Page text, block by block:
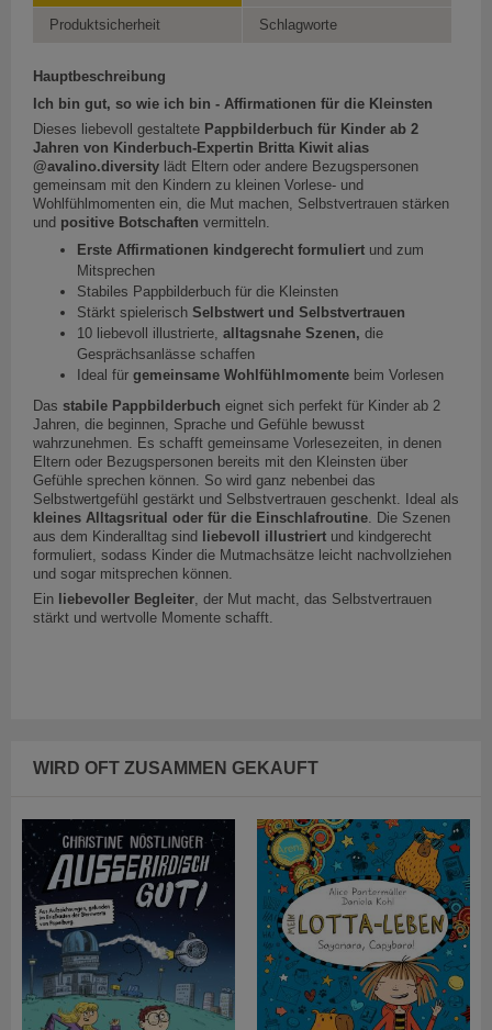
Produktsicherheit Schlagworte
Hauptbeschreibung
Ich bin gut, so wie ich bin - Affirmationen für die Kleinsten
Dieses liebevoll gestaltete Pappbilderbuch für Kinder ab 2
Jahren von Kinderbuch-Expertin Britta Kiwit alias
@avalino.diversity lädt Eltern oder andere Bezugspersonen
gemeinsam mit den Kindern zu kleinen Vorlese- und
Wohlfühlmomenten ein, die Mut machen, Selbstvertrauen stärken
und positive Botschaften vermitteln.
Erste Affirmationen kindgerecht formuliert und zum
Mitsprechen
Stabiles Pappbilderbuch für die Kleinsten
Stärkt spielerisch Selbstwert und Selbstvertrauen
10 liebevoll illustrierte, alltagsnahe Szenen, die
Gesprächsanlässe schaffen
Ideal für gemeinsame Wohlfühlmomente beim Vorlesen
Das stabile Pappbilderbuch eignet sich perfekt für Kinder ab 2
Jahren, die beginnen, Sprache und Gefühle bewusst
wahrzunehmen. Es schafft gemeinsame Vorlesezeiten, in denen
Eltern oder Bezugspersonen bereits mit den Kleinsten über
Gefühle sprechen können. So wird ganz nebenbei das
Selbstwertgefühl gestärkt und Selbstvertrauen geschenkt. Ideal als
kleines Alltagsritual oder für die Einschlafroutine . Die Szenen
aus dem Kinderalltag sind liebevoll illustriert und kindgerecht
formuliert, sodass Kinder die Mutmachsätze leicht nachvollziehen
und sogar mitsprechen können.
Ein liebevoller Begleiter , der Mut macht, das Selbstvertrauen
stärkt und wertvolle Momente schafft.
WIRD OFT ZUSAMMEN GEKAUFT